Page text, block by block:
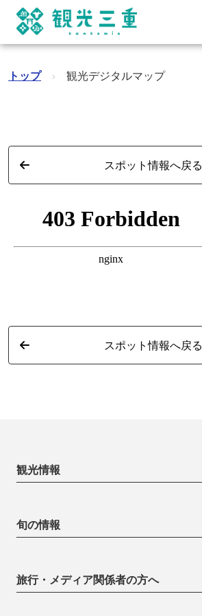
トップ › 観光デジタルマップ
スポット情報へ戻る
スポット情報へ戻る
観光情報
旬の情報
旅行・メディア関係者の方へ